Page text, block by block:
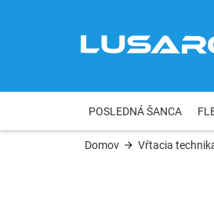
POSLEDNÁ ŠANCA
Domov Vŕtacia